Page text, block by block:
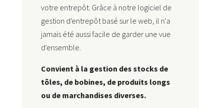
votre entrepôt. Grâce à notre logiciel de
gestion d'entrepôt basé sur le web, il n'a
jamais été aussi facile de garder une vue
d'ensemble.
Convient à la gestion des stocks de
tôles, de bobines, de produits longs
ou de marchandises diverses.